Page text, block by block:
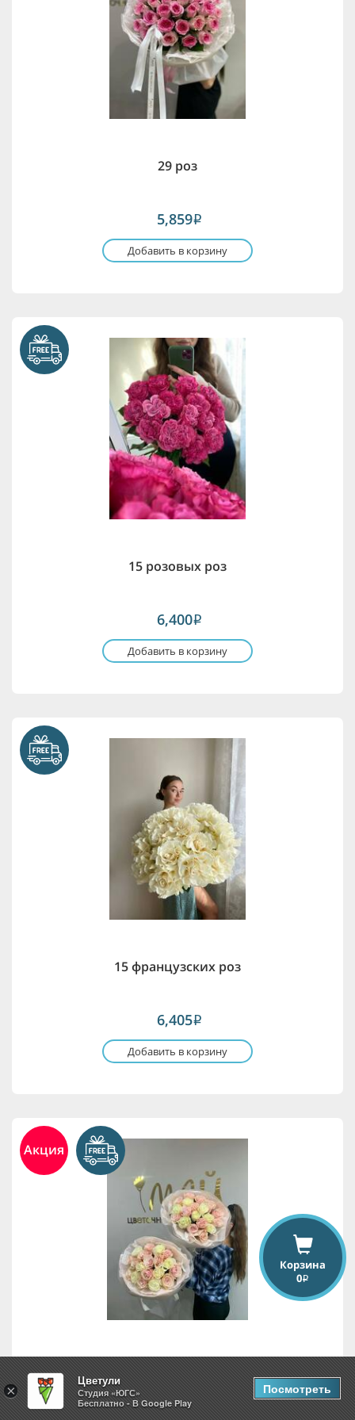
29 роз
5,859i
Добавить в корзину
15 розовых роз
6,400i
Добавить в корзину
15 французских роз
6,405i
Добавить в корзину
Акция
19 роз
Корзина
0i
×
Цветули
Студия «ЮГС»
Бесплатно - В Google Play
Посмотреть